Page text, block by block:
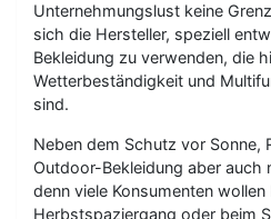
Unternehmungslust keine
sich die Hersteller, speziell
Bekleidung zu verwenden, die
Wetterbeständigkeit und
sind.
Neben dem Schutz vor Sonne,
Outdoor-Bekleidung aber auch
denn viele Konsumenten wollen
Herbstspaziergang oder beim